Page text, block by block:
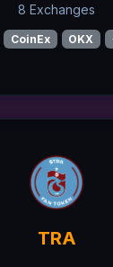
8 Exchanges
CoinEx OKX
TRA